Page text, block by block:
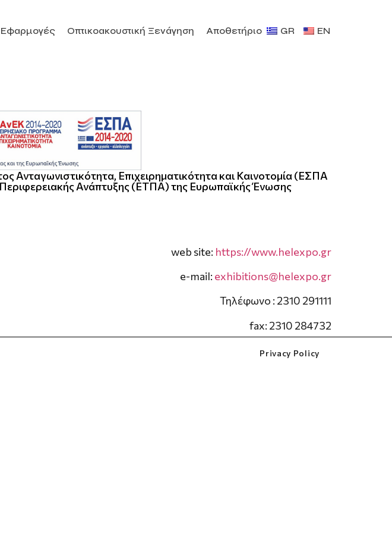
Εφαρμογές Οπτικοακουστική Ξενάγηση Αποθετήριο GR EN
Ανταγωνιστικότητα, Επιχειρηματικότητα και Καινοτομία (ΕΣΠΑ
Ανάπτυξης (ΕΤΠΑ) της Ευρωπαϊκής Ένωσης
web site: https://www.helexpo.gr
e-mail: exhibitions@helexpo.gr
Τηλέφωνο : 2310 291111
fax: 2310 284732
Privacy Policy